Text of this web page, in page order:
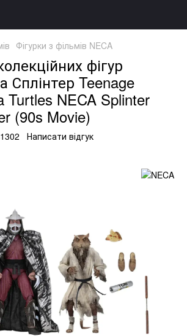
Фігурки з фільмів NECA
фігур
Сплінтер Teenage
Turtles NECA Splinter
(90s Movie)
Написати відгук